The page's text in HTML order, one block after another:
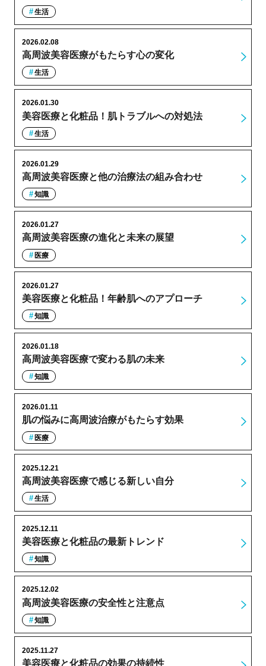
生活
高周波美容医療がもたらす心の変化
2026.02.08
生活
美容医療と化粧品！肌トラブルへの対処法
2026.01.30
生活
高周波美容医療と他の治療法の組み合わせ
2026.01.29
知識
高周波美容医療の進化と未来の展望
2026.01.27
医療
美容医療と化粧品！年齢肌へのアプローチ
2026.01.27
知識
高周波美容医療で変わる肌の未来
2026.01.18
知識
肌の悩みに高周波治療がもたらす効果
2026.01.11
医療
高周波美容医療で感じる新しい自分
2025.12.21
生活
美容医療と化粧品の最新トレンド
2025.12.11
知識
高周波美容医療の安全性と注意点
2025.12.02
知識
美容医療と化粧品の効果の持続性
2025.11.27